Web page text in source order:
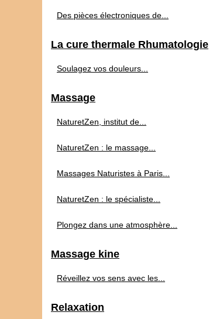
Des pièces électroniques de...
La cure thermale Rhumatologie
Soulagez vos douleurs...
Massage
NaturetZen, institut de...
NaturetZen : le massage...
Massages Naturistes à Paris...
NaturetZen : le spécialiste...
Plongez dans une atmosphère...
Massage kine
Réveillez vos sens avec les...
Relaxation